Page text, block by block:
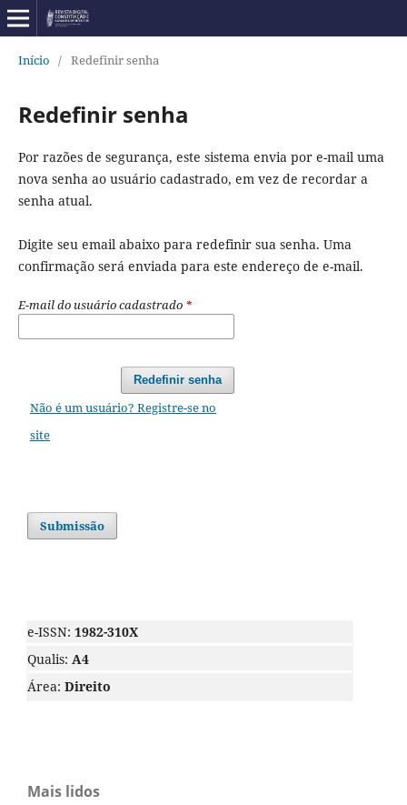
Início / Redefinir senha
Redefinir senha
Por razões de segurança, este sistema envia por e-mail uma
nova senha ao usuário cadastrado, em vez de recordar a
senha atual.
Digite seu email abaixo para redefinir sua senha. Uma
confirmação será enviada para este endereço de e-mail.
E-mail do usuário cadastrado *
Redefinir senha
Não é um usuário? Registre-se no
site
Submissão
e-ISSN: 1982-310X
Qualis: A4
Área: Direito
Mais lidos